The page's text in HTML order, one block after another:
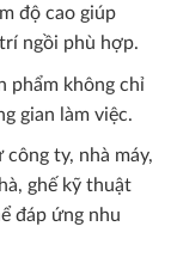
độ cao giúp
ngồi phù hợp.
phẩm không chỉ
gian làm việc.
công ty, nhà máy,
ghế kỹ thuật
đáp ứng nhu